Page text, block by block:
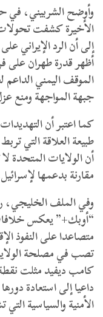
وأوضح الشربيني، في
الأخيرة كشفت تحولات
إلى أن الرد الإيراني
أظهر قدرة طهران على
الموقف اليمني الداعم
جبهة المواجهة ومنع
كما اعتبر أن
طبيعة العلاقة التي
أن الولايات المتحدة
مقارنة بدعمها
وفي الملف الخليجي،
“أوبك+” يعكس
متصاعدا على النفوذ
تصب في مصلحة
كامب ديفيد مثلت
داعيا إلى استعادة
الأمنية والسياسية